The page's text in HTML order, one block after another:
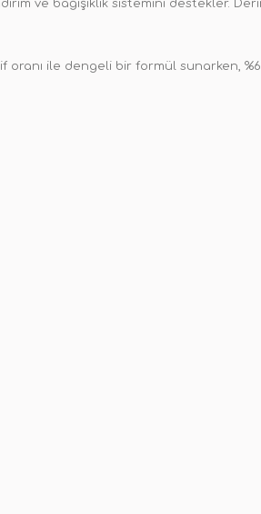
ve bağışıklık sistemini destekler.
oranı ile dengeli bir formül sunarken,